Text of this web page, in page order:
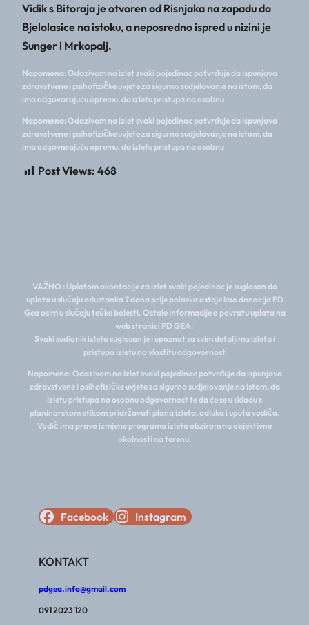
Vidik s Bitoraja je otvoren od Risnjaka na zapadu do
Bjelolasice na istoku, a neposredno ispred u nizini je
Sunger i Mrkopalj.
Napomena:Odazivom na izlet svaki pojedinac potvrđuje da ispunjava
zdravstvene i psihofizičke uvjete za sigurno sudjelovanje na istom, da
ima odgovarajuću opremu, da izletu pristupa na osobnu
Napomena:Odazivom na izlet svaki pojedinac potvrđuje da ispunjava
zdravstvene i psihofizičke uvjete za sigurno sudjelovanje na istom, da
ima odgovarajuću opremu, da izletu pristupa na osobnu
Post Views: 468
VAŽNO : Uplatom akontacije za izlet svaki pojedinac je suglasan da
uplata u slučaju odustanka 7 dana prije polaska ostaje kao donacija PD
Gea osim u slučaju teške bolesti. Ostale informacije o povratu uplata na
web stranici PD GEA.
Svaki sudionik izleta suglasan je i upoznat sa svim detaljima izleta i
pristupa izletu na vlastitu odgovornost
Napomena: Odazivom na izlet svaki pojedinac potvrđuje da ispunjava
zdravstvene i psihofizičke uvjete za sigurno sudjelovanje na istom, da
izletu pristupa na osobnu odgovornost te da će se u skladu s
planinarskom etikom pridržavati plana izleta, odluka i uputa vodiča.
Vodič ima pravo izmjene programa izleta obzirom na objektivne
okolnosti na terenu.
Facebook Instagram
KONTAKT
pdgea.info@gmail.com
091 2023 120